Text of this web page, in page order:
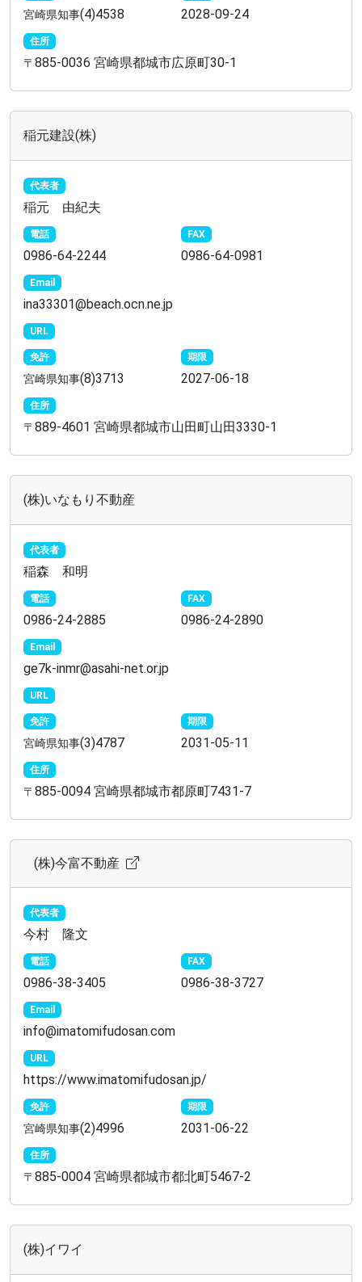
宮崎県知事(4)4538 2028-09-24
住所
〒 885-0036 宮崎県都城市広原町30-1
稲元建設(株)
代表者
稲元 由紀夫
電話
0986-64-2244
FAX
0986-64-0981
Email
ina33301@beach.ocn.ne.jp
URL
免許
宮崎県知事(8)3713
期限
2027-06-18
住所
〒 889-4601 宮崎県都城市山田町山田3330-1
(株)いなもり不動産
代表者
稲森 和明
電話
0986-24-2885
FAX
0986-24-2890
Email
ge7k-inmr@asahi-net.or.jp
URL
免許
宮崎県知事(3)4787
期限
2031-05-11
住所
〒 885-0094 宮崎県都城市都原町7431-7
(株)今富不動産
代表者
今村 隆文
電話
0986-38-3405
FAX
0986-38-3727
Email
info@imatomifudosan.com
URL
https://www.imatomifudosan.jp/
免許
宮崎県知事(2)4996
期限
2031-06-22
住所
〒 885-0004 宮崎県都城市都北町5467-2
(株)イワイ